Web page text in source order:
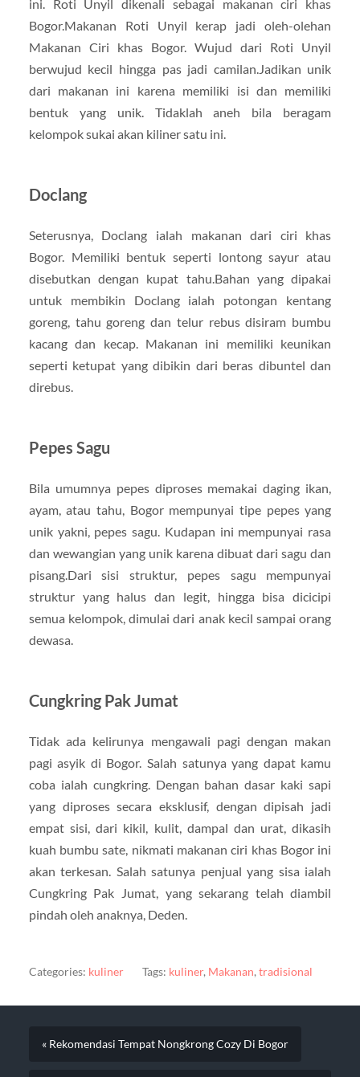
ini. Roti Unyil dikenali sebagai makanan ciri khas
Bogor.Makanan Roti Unyil kerap jadi oleh-olehan
Makanan Ciri khas Bogor. Wujud dari Roti Unyil
berwujud kecil hingga pas jadi camilan.Jadikan unik
dari makanan ini karena memiliki isi dan memiliki
bentuk yang unik. Tidaklah aneh bila beragam
kelompok sukai akan kiliner satu ini.
Doclang
Seterusnya, Doclang ialah makanan dari ciri khas
Bogor. Memiliki bentuk seperti lontong sayur atau
disebutkan dengan kupat tahu.Bahan yang dipakai
untuk membikin Doclang ialah potongan kentang
goreng, tahu goreng dan telur rebus disiram bumbu
kacang dan kecap. Makanan ini memiliki keunikan
seperti ketupat yang dibikin dari beras dibuntel dan
direbus.
Pepes Sagu
Bila umumnya pepes diproses memakai daging ikan,
ayam, atau tahu, Bogor mempunyai tipe pepes yang
unik yakni, pepes sagu. Kudapan ini mempunyai rasa
dan wewangian yang unik karena dibuat dari sagu dan
pisang.Dari sisi struktur, pepes sagu mempunyai
struktur yang halus dan legit, hingga bisa dicicipi
semua kelompok, dimulai dari anak kecil sampai orang
dewasa.
Cungkring Pak Jumat
Tidak ada kelirunya mengawali pagi dengan makan
pagi asyik di Bogor. Salah satunya yang dapat kamu
coba ialah cungkring. Dengan bahan dasar kaki sapi
yang diproses secara eksklusif, dengan dipisah jadi
empat sisi, dari kikil, kulit, dampal dan urat, dikasih
kuah bumbu sate, nikmati makanan ciri khas Bogor ini
akan terkesan. Salah satunya penjual yang sisa ialah
Cungkring Pak Jumat, yang sekarang telah diambil
pindah oleh anaknya, Deden.
Categories: kuliner Tags: kuliner, Makanan, tradisional
« Rekomendasi Tempat Nongkrong Cozy Di Bogor